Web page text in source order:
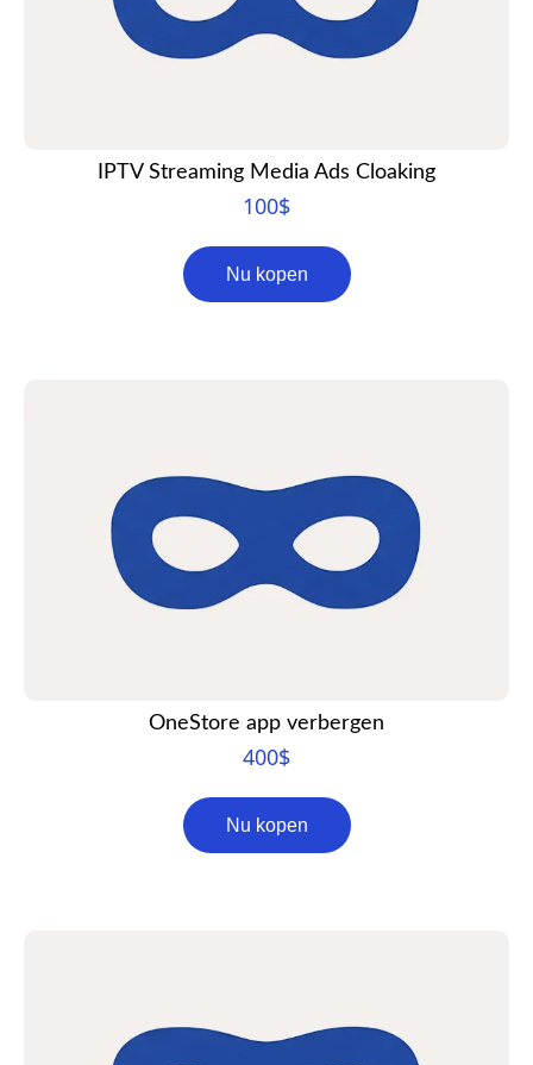
IPTV Streaming Media Ads Cloaking
100$
Nu kopen
OneStore app verbergen
400$
Nu kopen